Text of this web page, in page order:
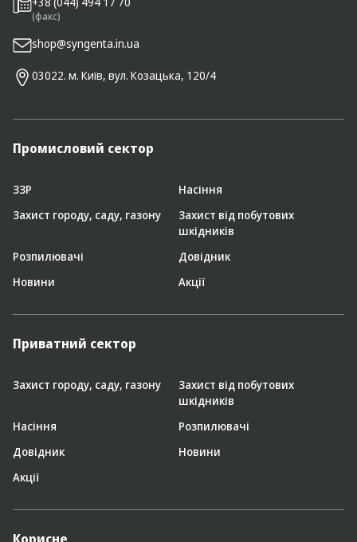
(факс)
shop@syngenta.in.ua
03022. м. Київ, вул. Козацька, 120/4
Промисловий сектор
ЗЗР
Насіння
Захист городу, саду, газону
Захист від побутових
шкідників
Розпилювачі
Довідник
Новини
Акції
Приватний сектор
Захист городу, саду, газону
Захист від побутових
шкідників
Насіння
Розпилювачі
Довідник
Новини
Акції